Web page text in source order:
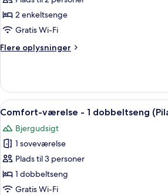
2
enkeltsenge
2 enkeltsenge
Gratis Wi-Fi
Flere oplysninger
Flere
-
enkeltsenge
Indlæs
alle
billeder
af
Comfort-
værelse
-
Et
10
Comfort-værelse - 1 dobbeltseng
Bjergudsigt
1 soveværelse
Plads til 3 personer
1 dobbeltseng
Gratis Wi-Fi